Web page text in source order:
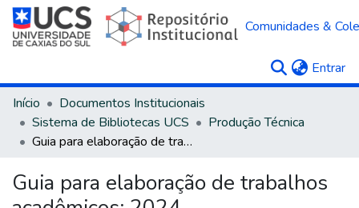
Comunidades &
Entrar
Início
Documentos Institucionais
Sistema de Bibliotecas UCS
Produção Técnica
Guia para elaboração de trabalhos acadêmicos: 2024
Guia para elaboração de trabalhos